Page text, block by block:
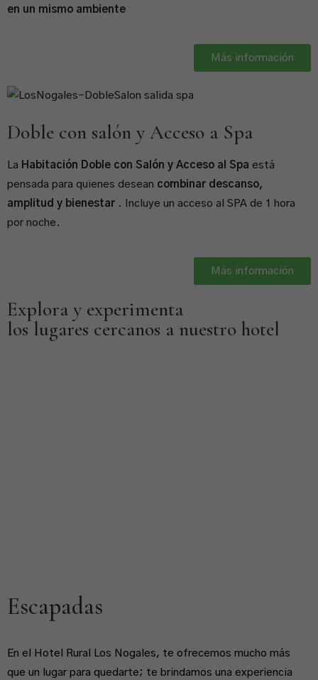
en un mismo ambiente
Más información
Doble con salón y Acceso a Spa
La Habitación Doble con Salón y Acceso al Spa está
pensada para quienes desean combinar descanso,
amplitud y bienestar . Incluye un acceso al SPA de 1 hora
por noche.
Más información
Explora y experimenta
los lugares cercanos a nuestro hotel
Escapadas
En el Hotel Rural Los Nogales, te ofrecemos mucho más
que un lugar para quedarte; te brindamos una experiencia